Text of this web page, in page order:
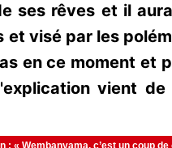
ses rêves et il
et visé par les
en ce moment et
vient de